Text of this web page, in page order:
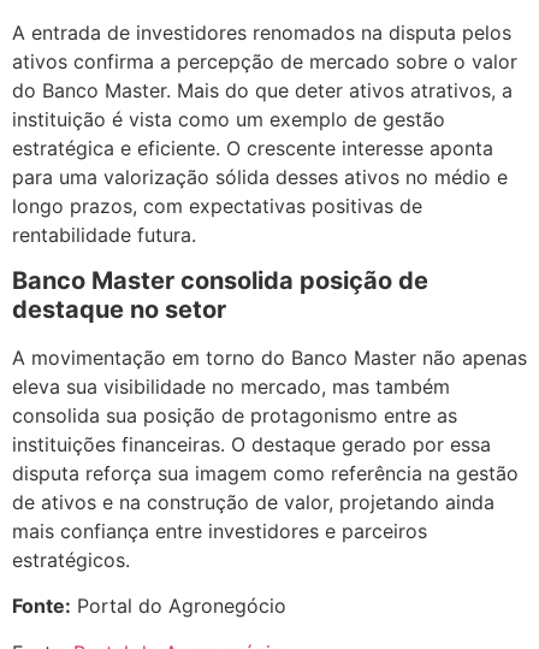
A entrada de investidores renomados na disputa pelos
ativos confirma a percepção de mercado sobre o valor
do Banco Master. Mais do que deter ativos atrativos, a
instituição é vista como um exemplo de gestão
estratégica e eficiente. O crescente interesse aponta
para uma valorização sólida desses ativos no médio e
longo prazos, com expectativas positivas de
rentabilidade futura.
Banco Master consolida posição de
destaque no setor
A movimentação em torno do Banco Master não apenas
eleva sua visibilidade no mercado, mas também
consolida sua posição de protagonismo entre as
instituições financeiras. O destaque gerado por essa
disputa reforça sua imagem como referência na gestão
de ativos e na construção de valor, projetando ainda
mais confiança entre investidores e parceiros
estratégicos.
Fonte: Portal do Agronegócio